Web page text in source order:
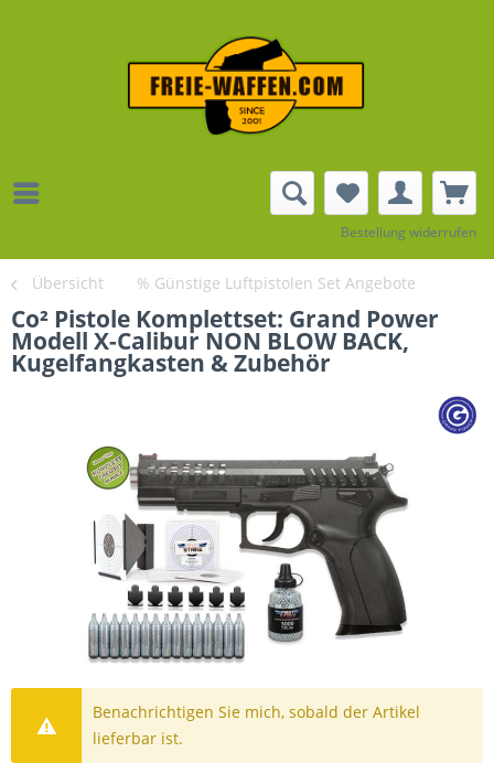
Bestellung widerrufen
Übersicht % Günstige Luftpistolen Set Angebote
Co² Pistole Komplettset: Grand Power
Modell X-Calibur NON BLOW BACK,
Kugelfangkasten & Zubehör
Benachrichtigen Sie mich, sobald der Artikel
lieferbar ist.